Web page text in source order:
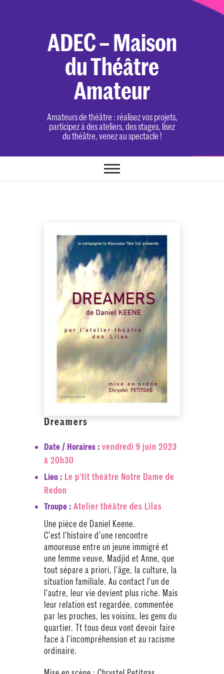
ADEC – Maison
du Théâtre
Amateur
Amateurs de théâtre : réalisez vos projets,
participez à des ateliers, des stages, lisez
du théâtre, venez au spectacle !
Dreamers
Date / Horaires : vendredi 9 juin 2023
à 20h30
Lieu : Le p’tit théâtre Notre Dame de
Redon
Troupe : Atelier théâtre des Lilas
Une pièce de Daniel Keene.
C'est l'histoire d'une rencontre
amoureuse entre un jeune immigré et
une femme veuve, Madjid et Anne, que
tout sépare a priori, l'âge, la culture, la
situation familiale. Au contact l'un de
l'autre, leur vie devient plus riche. Mais
leur relation est regardée, commentée
par les proches, les voisins, les gens du
quartier. Tt tous deux vont devoir faire
face à l'incompréhension et au racisme
ordinaire.